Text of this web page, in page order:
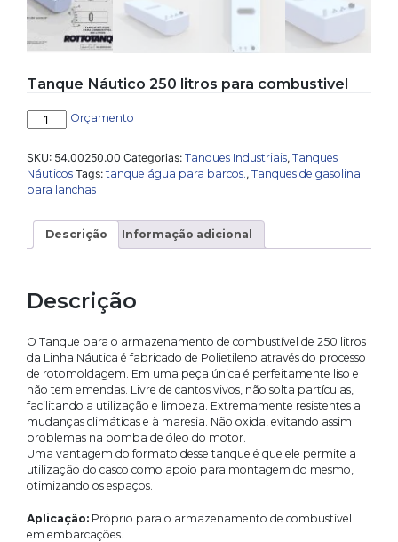
Tanque Náutico 250 litros para combustivel
Tanque
Náutico
litros
para
combustivel
Orçamento
SKU: 54.00250.00 Categorias: Tanques Industriais, Tanques
Náuticos Tags: tanque água para barcos., Tanques de gasolina
para lanchas
Descrição Informação adicional
Descrição
O Tanque para o armazenamento de combustível de 250 litros
da Linha Náutica é fabricado de Polietileno através do processo
de rotomoldagem. Em uma peça única é perfeitamente liso e
não tem emendas. Livre de cantos vivos, não solta partículas,
facilitando a utilização e limpeza. Extremamente resistentes a
mudanças climáticas e à maresia. Não oxida, evitando assim
problemas na bomba de óleo do motor.
Uma vantagem do formato desse tanque é que ele permite a
utilização do casco como apoio para montagem do mesmo,
otimizando os espaços.
Aplicação: Próprio para o armazenamento de combustível
em embarcações.